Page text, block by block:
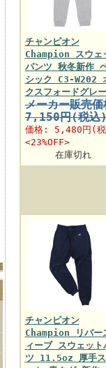
チャンピオン
Champion スウェ
パンツ 秋冬新作
シック C3-W202
クスフォードグレー
メーカー販売
7,150円(税込
価格: 5,480円 (
<23%OFF>
在庫切れ
チャンピオン
Champion リバー
ィーブ スウェット
ツ 11.5oz 厚手ス